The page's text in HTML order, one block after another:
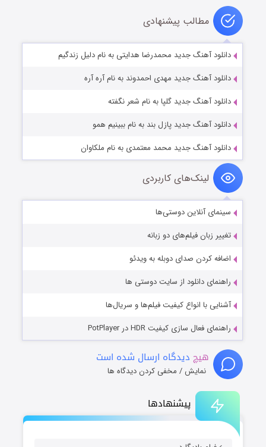
پیشنهادها
مطالب پیشنهادی
دانلود آهنگ جدید محمدرضا هدایتی به نام دلیل زندگیم
دانلود آهنگ جدید مهدی احمدوند به نام آره آره
دانلود آهنگ جدید گلپا به نام شعر نگفته
دانلود آهنگ جدید پازل بند به نام ببینیم همو
دانلود آهنگ جدید محمد معتمدی به نام ملکاوان
لینک‌های کاربردی
سینمای آنلاین دوستی‌ها
تغییر زبان فیلم‌های دو زبانه
اضافه کردن صدای دوبله به ویدئو
راهنمای دانلود از سایت دوستی ها
آشنایی با انواع کیفیت فیلم‌ها و سریال‌ها
راهنمای فعال سازی کیفیت HDR در PotPlayer
هیچ دیدگاه ارسال شده است
نمایش / مخفی کردن دیدگاه ها